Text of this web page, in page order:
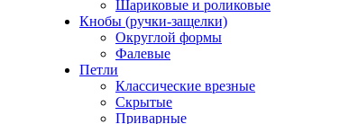
Шариковые и роликовые
Кнобы (ручки-защелки)
Округлой формы
Фалевые
Петли
Классические врезные
Скрытые
Приварные